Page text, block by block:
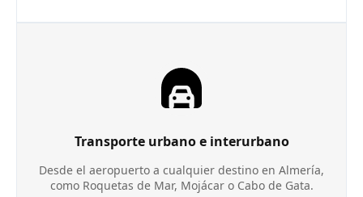
Transporte urbano e interurbano
Desde el aeropuerto a cualquier destino en Almería,
como Roquetas de Mar, Mojácar o Cabo de Gata.